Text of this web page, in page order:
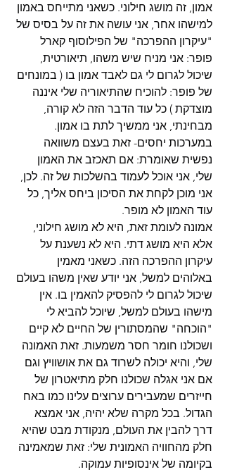
אמון, זה מושג חילוני. כשאני מתייחס באמון
למישהו אחר, אני עושה את זה על בסיס של
"עיקרון ההפרכה" של הפילוסוף קארל
פופר: אני מניח שיש משהו, תיאורטית,
שיכול לגרום לי גם לאבד אמון בו ( במונחים
של פופר: להוכיח שהתיאוריה שלי איננה
מוצדקת ) כל עוד הדבר הזה לא קורה,
מבחינתי, אני ממשיך לתת בו אמון.
במערכות יחסים- זאת בעצם משוואה
נפשית שאומרת: אם תאכזב את האמון
שלי, אני אוכל לעמוד בהשלכות של זה. לכן,
אני מוכן לקחת את הסיכון ביחס אליך, כל
עוד האמון לא מופר.
אמונה לעומת זאת, היא לא מושג חילוני,
אלא היא מושג דתי. היא לא נשענת על
עיקרון ההפרכה הזה. כשאני מאמין
באלוהים למשל, אני יודע שאין משהו בעולם
שיכול לגרום לי להפסיק להאמין בו. אין
מישהו בעולם למשל, שיוכל להביא לי
"הוכחה" שהמסתורין של החיים לא קיים
ושכולנו חומר חסר משמעות. זאת האמונה
שלי, והיא יכולה לשרוד גם את אושוויץ וגם
אם אני אגלה שכולנו חלק מתיאטרון של
חייזרים שמעבירים ערוצים עלינו כמו באח
הגדול. בכל מקרה שלא יהיה, אני אמצא
דרך להבין את העולם, מנקודת מבט שהיא
חלק מהחוויה האמונית שלי: זאת שמאמינה
בקיומה של אינסופיות עמוקה.